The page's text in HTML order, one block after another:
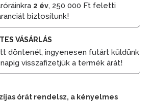
2 év, 250 000 Ft feletti
biztosítunk!
VÁSÁRLÁS
döntenél, ingyenesen futárt küldünk
visszafizetjük a termék árát!
órát rendelsz, a kényelmes